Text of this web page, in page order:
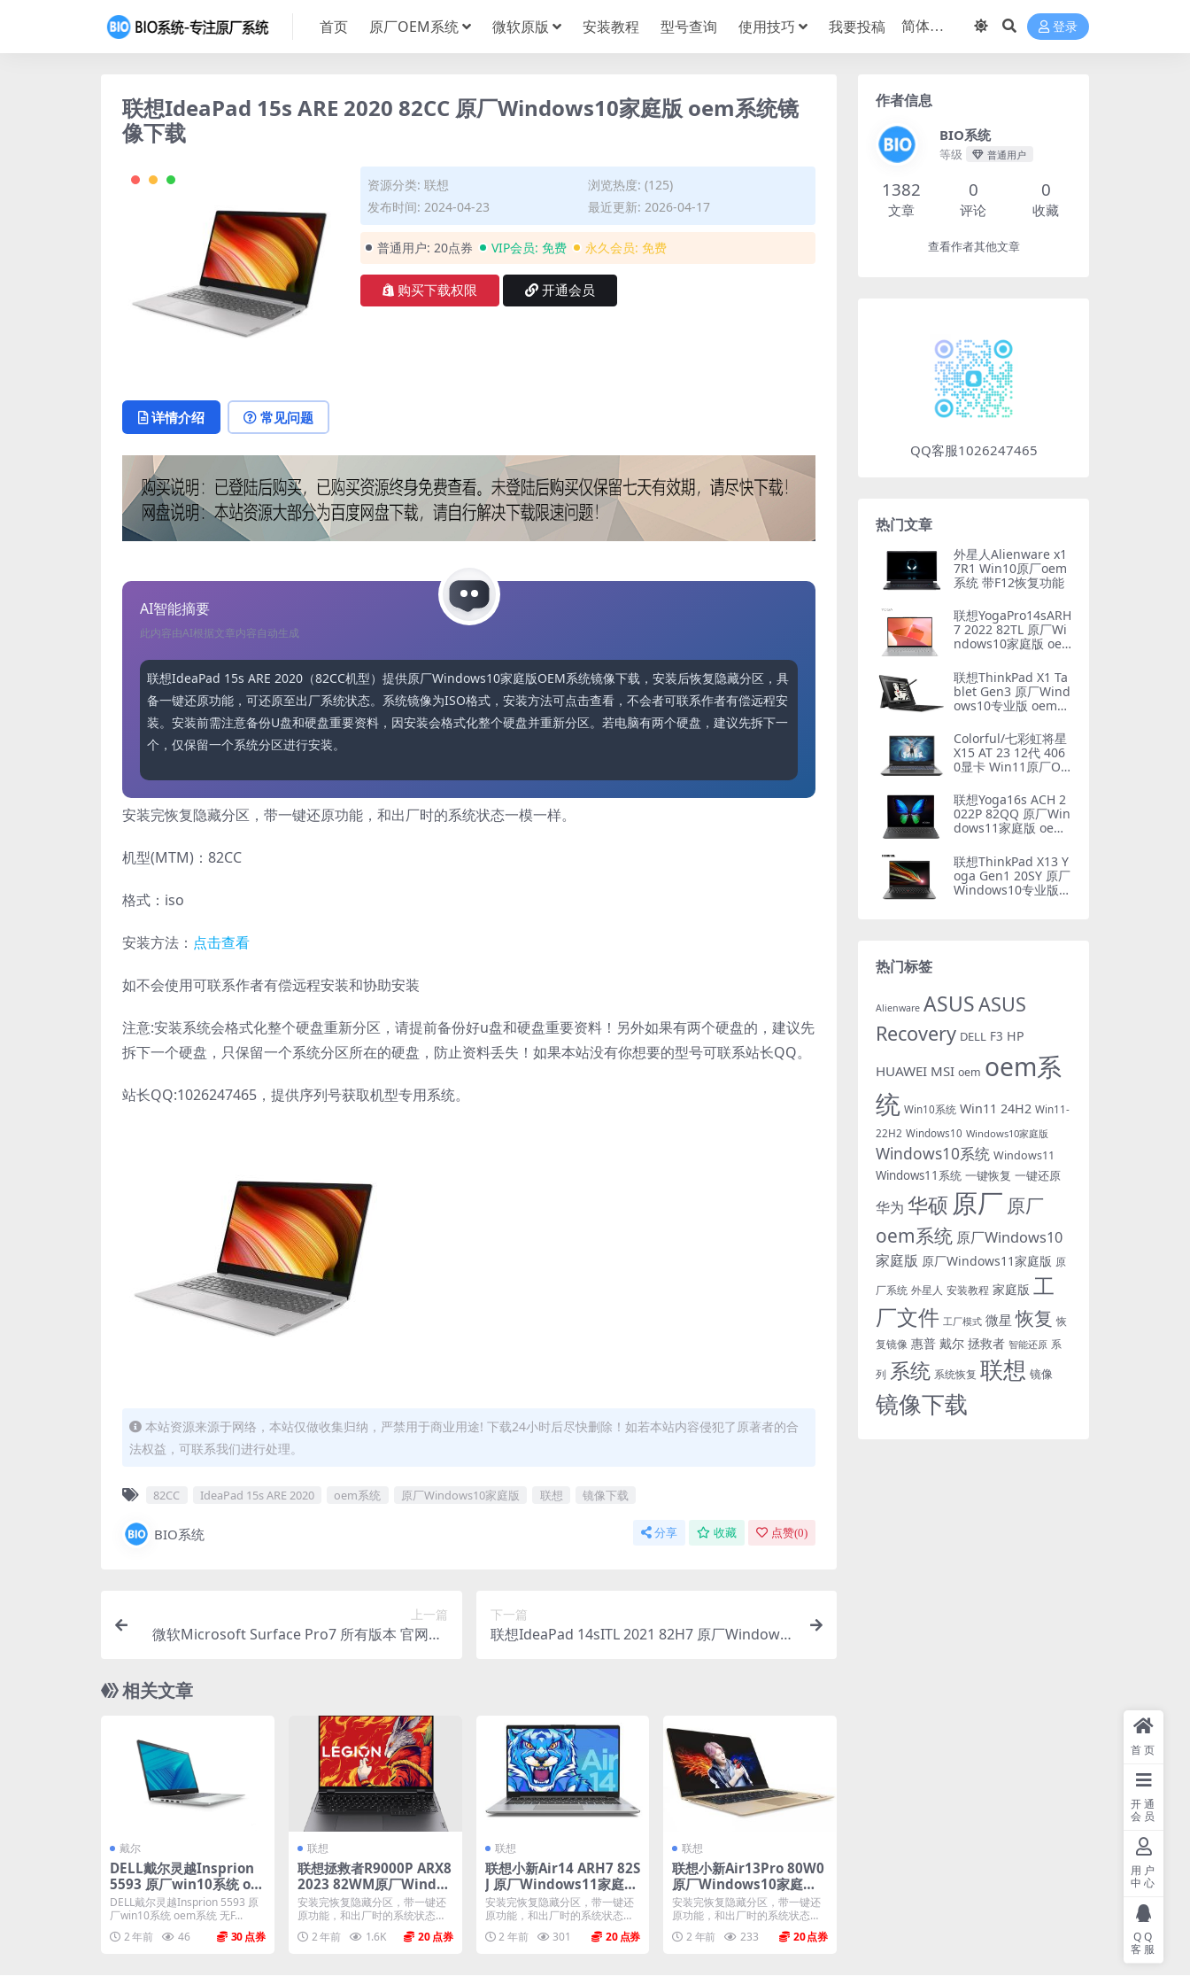
首页 原厂OEM系统 微软原版 安装教程 型号查询 使用技巧 我要投稿 登录
联想IdeaPad 15s ARE 2020 82CC 原厂Windows10家庭版 oem系统镜
像下载
资源分类: 联想
浏览热度: (125)
发布时间: 2024-04-23
最近更新: 2026-04-17
普通用户: 20点券 VIP会员: 免费 永久会员: 免费
购买下载权限 开通会员
详情介绍 常见问题
AI智能摘要
此内容由AI根据文章内容自动生成
联想IdeaPad 15s ARE 2020（82CC机型）提供原厂Windows10家庭版OEM系统镜像下载，安装后恢复隐藏分区，具
备一键还原功能，可还原至出厂系统状态。系统镜像为ISO格式，安装方法可点击查看，不会者可联系作者有偿远程安
装。安装前需注意备份U盘和硬盘重要资料，因安装会格式化整个硬盘并重新分区。若电脑有两个硬盘，建议先拆下一
个，仅保留一个系统分区进行安装。
安装完恢复隐藏分区，带一键还原功能，和出厂时的系统状态一模一样。
机型(MTM)：82CC
格式：iso
安装方法： 点击查看
如不会使用可联系作者有偿远程安装和协助安装
注意:安装系统会格式化整个硬盘重新分区，请提前备份好u盘和硬盘重要资料！另外如果有两个硬盘的，建议先
拆下一个硬盘，只保留一个系统分区所在的硬盘，防止资料丢失！如果本站没有你想要的型号可联系站长QQ。
站长QQ:1026247465，提供序列号获取机型专用系统。
本站资源来源于网络，本站仅做收集归纳，严禁用于商业用途! 下载24小时后尽快删除！如若本站内容侵犯了原著者的合
法权益，可联系我们进行处理。
82CC IdeaPad 15s ARE 2020 oem系统 原厂Windows10家庭版 联想 镜像下载
BIO系统 分享 收藏 点赞(0)
上一篇
微软Microsoft Surface Pro7 所有版本 官网OE
下一篇
联想IdeaPad 14sITL 2021 82H7 原厂Windows1
相关文章
戴尔
DELL戴尔灵越Insprion
5593 原厂win10系统 oe
m系统 无F12功能
DELL戴尔灵越Insprion 5593 原
厂win10系统 oem系统 无F...
2 年前
46 30
联想
联想拯救者R9000P ARX8
2023 82WM原厂Windo
ws11家庭中文版恢复镜像
原厂oem系统
安装完恢复隐藏分区，带一键还
原功能，和出厂时的系统状态一
模一样。 机型(MTM)...
2 年前 1.6K 20
联想
联想小新Air14 ARH7 82S
J 原厂Windows11家庭版
oem系统镜像下载
安装完恢复隐藏分区，带一键还
原功能，和出厂时的系统状态一
模一样。 机型(MTM)...
2 年前 301 20
联想
联想小新Air13Pro 80W0
原厂Windows10家庭版
oem系统镜像下载
安装完恢复隐藏分区，带一键还
原功能，和出厂时的系统状态一
模一样。 机型(MTM)...
2 年前 233 20
作者信息
BIO系统
等级 普通用户
1382
文章
0
评论
0
收藏
查看作者其他文章
QQ客服1026247465
热门文章
外星人Alienware x1
7R1 Win10原厂oem
系统 带F12恢复功能
联想YogaPro14sARH
7 2022 82TL 原厂Wi
ndows10家庭版 oe
联想ThinkPad X1 Ta
blet Gen3 原厂Wind
ows10专业版 oem系
Colorful/七彩虹将星
X15 AT 23 12代 406
0显卡 Win11原厂OE
一键还原
联想Yoga16s ACH 2
022P 82QQ 原厂Win
dows11家庭版 oem
联想ThinkPad X13 Y
oga Gen1 20SY 原厂
Windows10专业版 o
热门标签
Alienware ASUSASUS
Recovery DELL F3 HP
HUAWEI MSI oem oem系
统 Win10系统 Win11 24H2 Win11-
22H2 Windows10 Windows10家庭版
Windows10系统 Windows11
Windows11系统 一键恢复 一键还原
华为 华硕 原厂 原厂
oem系统 原厂Windows10
家庭版 原厂Windows11家庭版 原
厂系统 外星人 安装教程 家庭版 工
厂文件 工厂模式 微星 恢复 恢
复镜像 惠普 戴尔 拯救者 智能还原 系
列 系统 系统恢复 联想 镜像
镜像下载
首页
开通
会员
用户
中心
QQ
客服